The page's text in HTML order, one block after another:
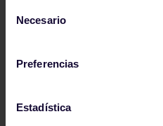
Necesario
Preferencias
Estadística
viajar entre Breda
Interrail (la ruta
Schiphol).